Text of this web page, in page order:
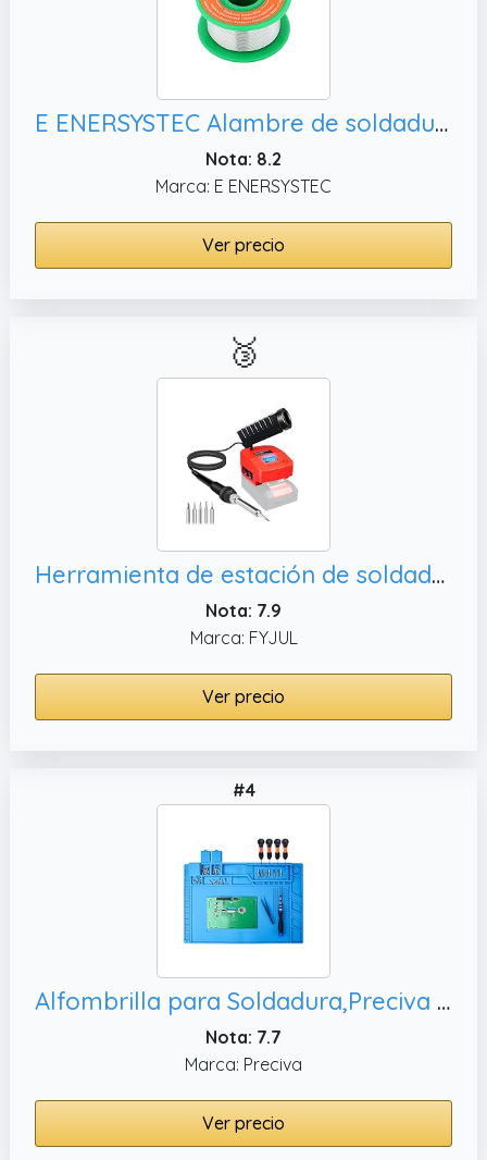
E ENERSYSTEC Alambre de soldadura electrónica sin plomo núcleo de colofonia de aleación sin Clearn 1, alambre de soldadura electrónico pozo de flujo Sn99 Ag0.3 Cu0.7 Soldadura eléctrica sin
Nota: 8.2
Marca: E ENERSYSTEC
Ver precio
🥉
Herramienta de estación de soldador inalámbrica para batería Einhell 18V PXC Power X-Change, reparación de
Nota: 7.9
Marca: FYJUL
Ver precio
#4
Alfombrilla para Soldadura,Preciva Almohadilla de trabajo Silicone Aislamiento con Mantenimiento Magnético 45x30cm Silicone Pad Ideal al alta temperatura -50~500 C°para Reparación Móviles
Nota: 7.7
Marca: Preciva
Ver precio